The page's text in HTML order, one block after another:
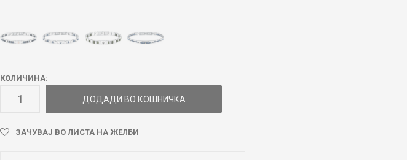
КОЛИЧИНА:
ДОДАДИ ВО КОШНИЧКА
ЗАЧУВАЈ ВО ЛИСТА НА ЖЕЛБИ